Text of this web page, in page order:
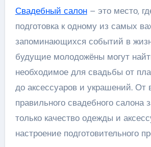
Свадебный салон– это место,
подготовка к одному из самых
запоминающихся событий в
будущие молодожёны могут
необходимое для свадьбы от
до аксессуаров и украшений. От
правильного свадебного салона
только качество одежды и
настроение подготовительного